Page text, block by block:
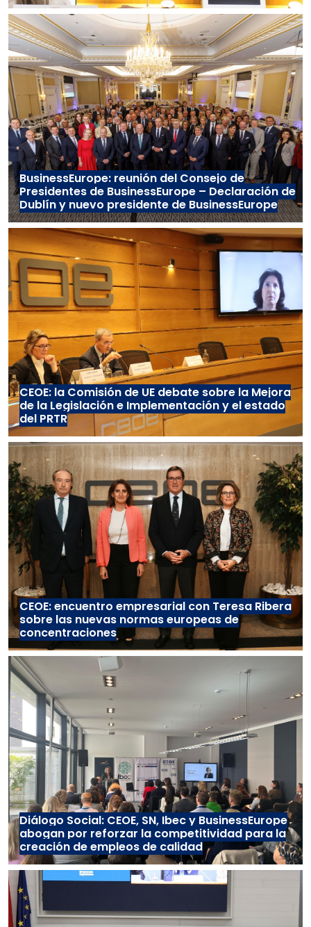
BusinessEurope: reunión del Consejo de
Presidentes de BusinessEurope – Declaración de
Dublín y nuevo presidente de BusinessEurope
CEOE: la Comisión de UE debate sobre la Mejora
de la Legislación e Implementación y el estado
del PRTR
CEOE: encuentro empresarial con Teresa Ribera
sobre las nuevas normas europeas de
concentraciones
Diálogo Social: CEOE, SN, Ibec y BusinessEurope
abogan por reforzar la competitividad para la
creación de empleos de calidad